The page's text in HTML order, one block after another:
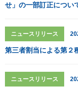
せ」の一部訂正につい
ニュースリリース
第三者割当による第２
ニュースリリース